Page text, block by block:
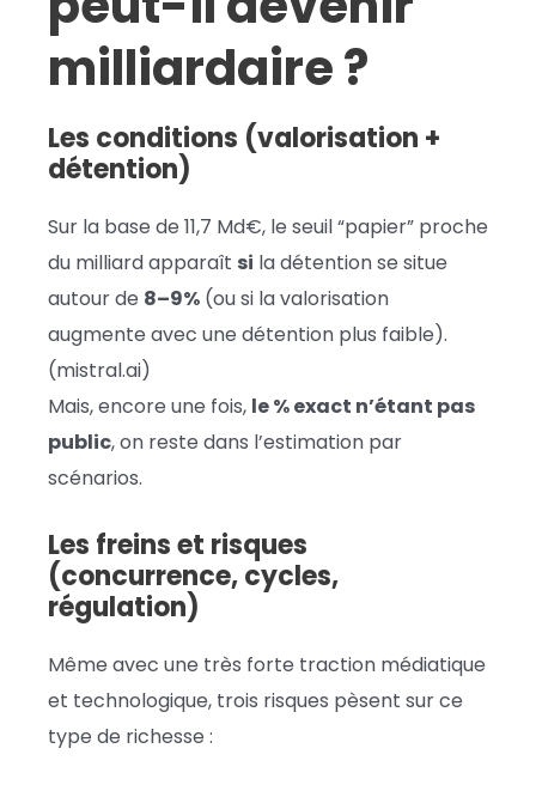
milliardaire ?
Les conditions (valorisation +
détention)
Sur la base de 11,7 Md€, le seuil “papier” proche
du milliard apparaît si la détention se situe
autour de 8–9% (ou si la valorisation
augmente avec une détention plus faible).
(mistral.ai)
Mais, encore une fois, le % exact n’étant pas
public, on reste dans l’estimation par
scénarios.
Les freins et risques
(concurrence, cycles,
régulation)
Même avec une très forte traction médiatique
et technologique, trois risques pèsent sur ce
type de richesse :